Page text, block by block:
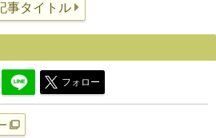
事タイトル
フォロー